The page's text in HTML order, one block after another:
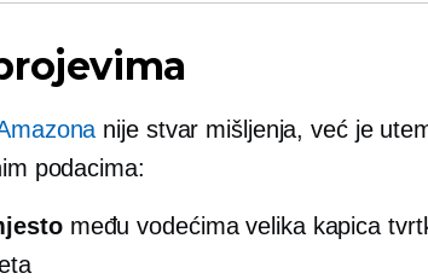
nije stvar mišljenja, već je
podacima:
među vodećimavelika kapica